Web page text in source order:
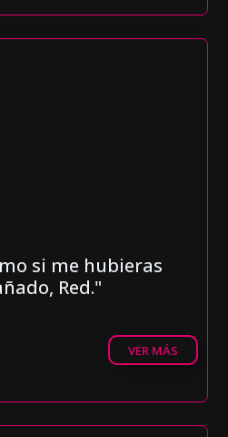
si me hubieras
Red."
VER MÁS